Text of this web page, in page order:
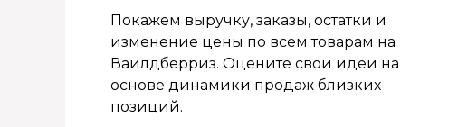
Покажем выручку, заказы, остатки и
изменение цены по всем товарам на
Ваилдберриз. Оцените свои идеи на
основе динамики продаж близких
позиций.